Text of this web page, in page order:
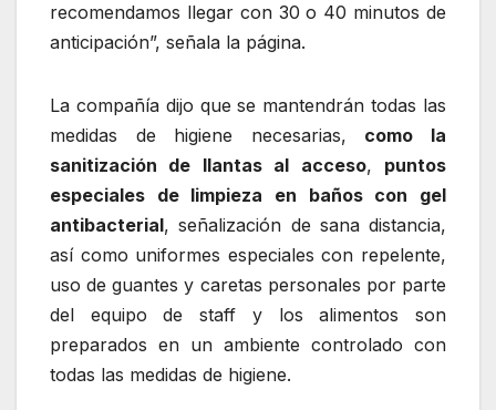
recomendamos llegar con 30 o 40 minutos de
anticipación”, señala la página.
La compañía dijo que se mantendrán todas las
medidas de higiene necesarias, como la
sanitización de llantas al acceso, puntos
especiales de limpieza en baños con gel
antibacterial, señalización de sana distancia,
así como uniformes especiales con repelente,
uso de guantes y caretas personales por parte
del equipo de staff y los alimentos son
preparados en un ambiente controlado con
todas las medidas de higiene.